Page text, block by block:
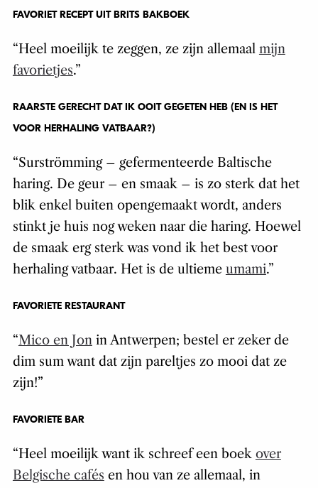
FAVORIET RECEPT UIT BRITS BAKBOEK
“Heel moeilijk te zeggen, ze zijn allemaal mijn
favorietjes.”
RAARSTE GERECHT DAT IK OOIT GEGETEN HEB (EN IS HET
VOOR HERHALING VATBAAR?)
“Surströmming – gefermenteerde Baltische
haring. De geur – en smaak – is zo sterk dat het
blik enkel buiten opengemaakt wordt, anders
stinkt je huis nog weken naar die haring. Hoewel
de smaak erg sterk was vond ik het best voor
herhaling vatbaar. Het is de ultieme umami.”
FAVORIETE RESTAURANT
“Mico en Jonin Antwerpen; bestel er zeker de
dim sum want dat zijn pareltjes zo mooi dat ze
zijn!”
FAVORIETE BAR
“Heel moeilijk want ik schreef een boek over
Belgische cafés en hou van ze allemaal, in